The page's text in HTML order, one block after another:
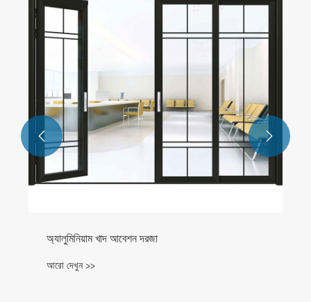
অ্যালুমিনিয়াম খাদ আবেশন দরজা
আরো দেখুন >>
 